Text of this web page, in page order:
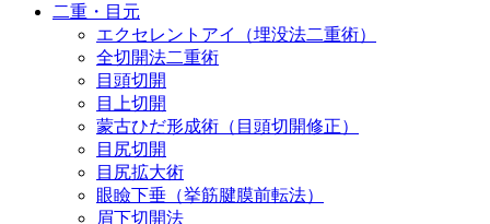
二重・目元
エクセレントアイ（埋没法二重術）
全切開法二重術
目頭切開
目上切開
蒙古ひだ形成術（目頭切開修正）
目尻切開
目尻拡大術
眼瞼下垂（挙筋腱膜前転法）
眉下切開法